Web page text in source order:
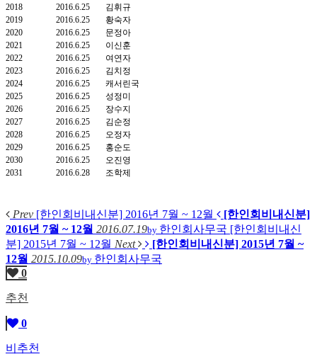
2018
2016.6.25
김휘규
2019
2016.6.25
황숙자
2020
2016.6.25
문정아
2021
2016.6.25
이신훈
2022
2016.6.25
여연자
2023
2016.6.25
김치정
2024
2016.6.25
캐서린국
2025
2016.6.25
성정미
2026
2016.6.25
장수지
2027
2016.6.25
김순정
2028
2016.6.25
오정자
2029
2016.6.25
홍순도
2030
2016.6.25
오진영
2031
2016.6.28 조학제
Prev [한인회비내신분] 2016년 7월 ~ 12월
[한인회비내신분]
2016년 7월 ~ 12월 2016.07.19by 한인회사무국 [한인회비내신
분] 2015년 7월 ~ 12월 Next
[한인회비내신분] 2015년 7월 ~
12월 2015.10.09by 한인회사무국
0
추천
0
비추천